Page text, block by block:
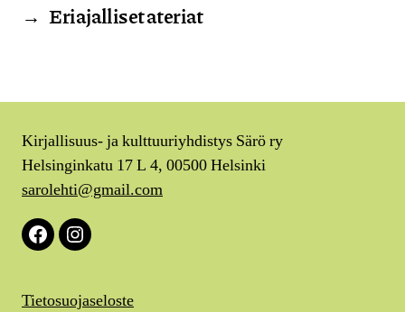
→ Eriajalliset ateriat
Kirjallisuus- ja kulttuuriyhdistys Särö ry
Helsinginkatu 17 L 4, 00500 Helsinki
sarolehti@gmail.com
FacebookInstagram
Tietosuojaseloste